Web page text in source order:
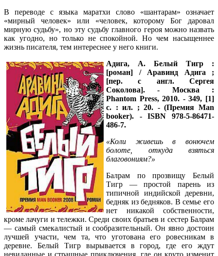
В переводе с языка маратхи слово «шантарам» означает
«мирный человек» или «человек, которому Бог даровал
мирную судьбу», но эту судьбу главного героя можно назвать
как угодно, но только не спокойной. Но чем насыщеннее
жизнь писателя, тем интереснее у него книги.
Адига, А. Белый Тигр :
[роман] / Аравинд Адига ;
[пер. с англ. Сергея
Соколова]. - Москва :
Phantom Press, 2010. - 349, [1]
с. : ил. ; 20. - (Премия Man
booker). - ISBN 978-5-86471-
486-7.
«Коли живешь в вонючем
болоте, откуда взяться
благовониям?»
Балрам по прозвищу Белый
Тигр — простой парень из
типичной индийской деревни,
бедняк из бедняков. В семье его
нет никакой собственности,
кроме лачуги и тележки. Среди своих братьев и сестер Балрам
— самый смекалистый и сообразительный. Он явно достоин
лучшей участи, чем та, что уготована его ровесникам в
деревне. Белый Тигр вырывается в город, где его ждут
невиданные и страшные приключения, где он круто изменит